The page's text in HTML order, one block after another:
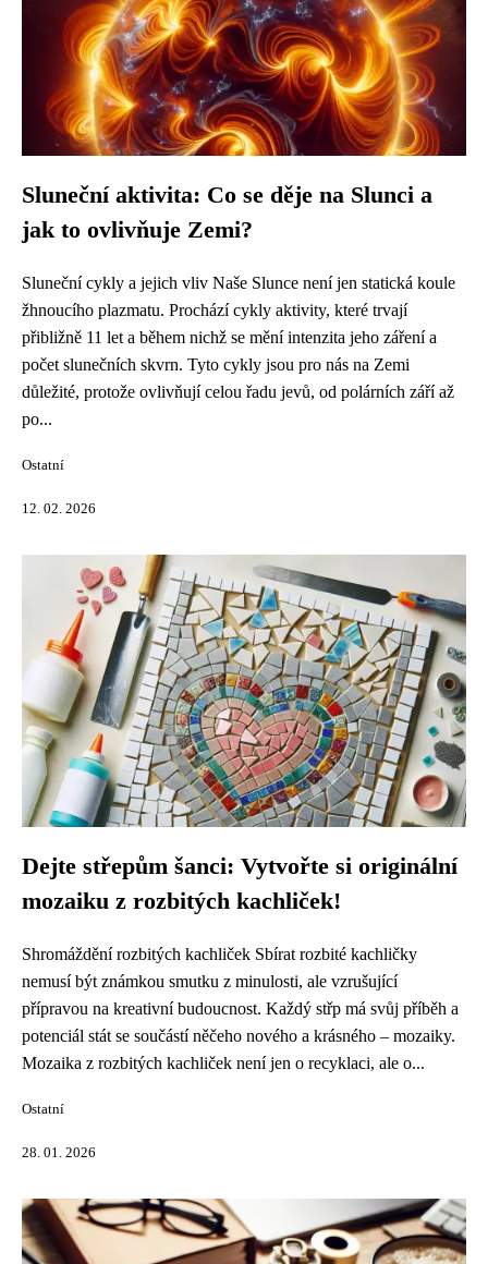
Sluneční aktivita: Co se děje na Slunci a
jak to ovlivňuje Zemi?
Sluneční cykly a jejich vliv Naše Slunce není jen statická koule
žhnoucího plazmatu. Prochází cykly aktivity, které trvají
přibližně 11 let a během nichž se mění intenzita jeho záření a
počet slunečních skvrn. Tyto cykly jsou pro nás na Zemi
důležité, protože ovlivňují celou řadu jevů, od polárních září až
po...
Ostatní
12. 02. 2026
Dejte střepům šanci: Vytvořte si originální
mozaiku z rozbitých kachliček!
Shromáždění rozbitých kachliček Sbírat rozbité kachličky
nemusí být známkou smutku z minulosti, ale vzrušující
přípravou na kreativní budoucnost. Každý střp má svůj příběh a
potenciál stát se součástí něčeho nového a krásného – mozaiky.
Mozaika z rozbitých kachliček není jen o recyklaci, ale o...
Ostatní
28. 01. 2026